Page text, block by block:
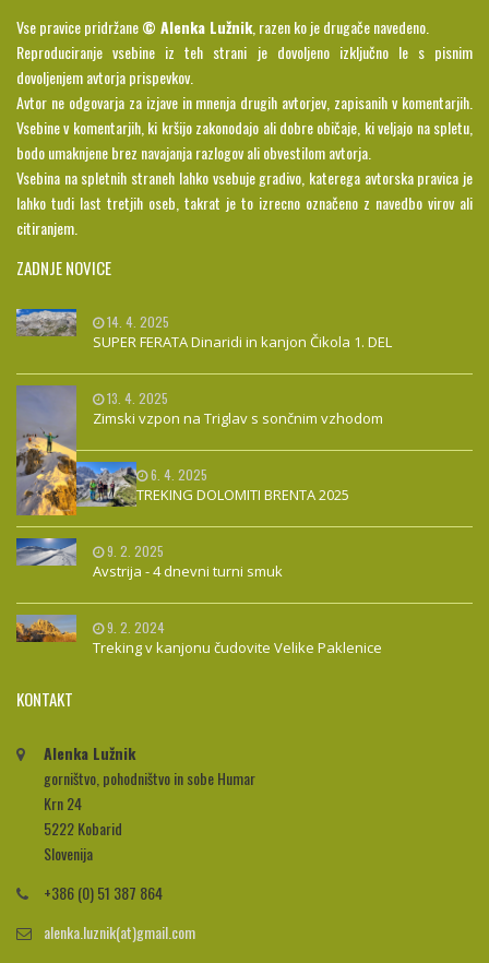
Vse pravice pridržane© Alenka Lužnik, razen ko je drugače navedeno.
Reproduciranje vsebine iz teh strani je dovoljeno izključno le s pisnim
dovoljenjem avtorja prispevkov.
Avtor ne odgovarja za izjave in mnenja drugih avtorjev, zapisanih v komentarjih.
Vsebine v komentarjih, ki kršijo zakonodajo ali dobre običaje, ki veljajo na spletu,
bodo umaknjene brez navajanja razlogov ali obvestilom avtorja.
Vsebina na spletnih straneh lahko vsebuje gradivo, katerega avtorska pravica je
lahko tudi last tretjih oseb, takrat je to izrecno označeno z navedbo virov ali
citiranjem.
ZADNJE NOVICE
14. 4. 2025
SUPER FERATA Dinaridi in kanjon Čikola 1. DEL
13. 4. 2025
Zimski vzpon na Triglav s sončnim vzhodom
6. 4. 2025
TREKING DOLOMITI BRENTA 2025
9. 2. 2025
Avstrija - 4 dnevni turni smuk
9. 2. 2024
Treking v kanjonu čudovite Velike Paklenice
KONTAKT
Alenka Lužnik
gorništvo, pohodništvo in sobe Humar
Krn 24
5222 Kobarid
Slovenija
+386 (0) 51 387 864
alenka.luznik(at)gmail.com